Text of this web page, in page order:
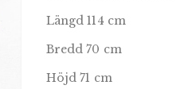
Längd 114 cm
Bredd 70 cm
Höjd 71 cm